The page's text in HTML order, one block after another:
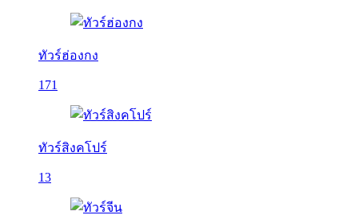
ทัวร์ฮ่องกง
171
ทัวร์สิงคโปร์
13